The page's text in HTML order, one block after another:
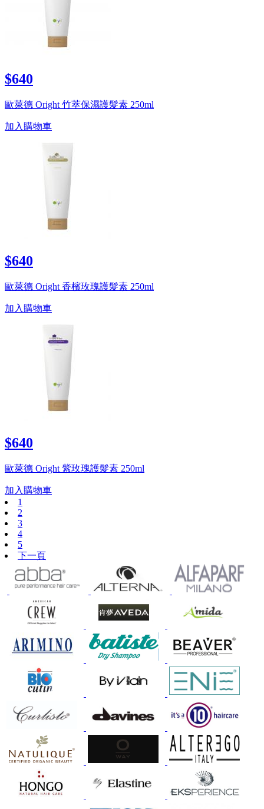
$640
歐萊德 Oright 竹萃保濕護髮素 250ml
加入購物車
$640
歐萊德 Oright 香檳玫瑰護髮素 250ml
加入購物車
$640
歐萊德 Oright 紫玫瑰護髮素 250ml
加入購物車
1
2
3
4
5
下一頁